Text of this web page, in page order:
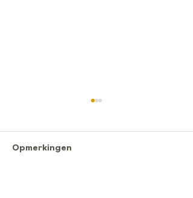
Opmerkingen